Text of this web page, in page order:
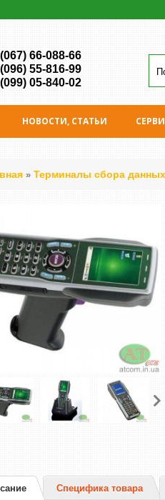
(067) 66-088-66
(096) 55-816-99
(099) 05-840-02
НОВОСТИ, СТАТЬИ
» Терминалы сбора данных
Специфика товара